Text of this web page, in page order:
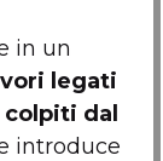
in un
legati
dal
introduce